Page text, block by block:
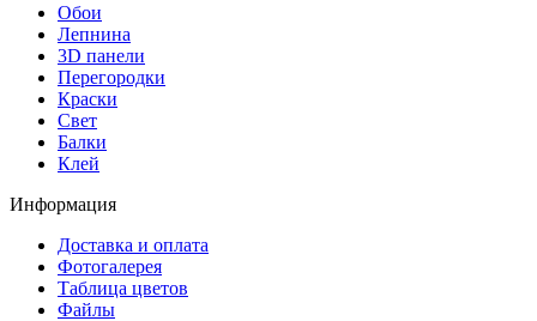
Обои
Лепнина
3D панели
Перегородки
Краски
Свет
Балки
Клей
Информация
Доставка и оплата
Фотогалерея
Таблица цветов
Файлы